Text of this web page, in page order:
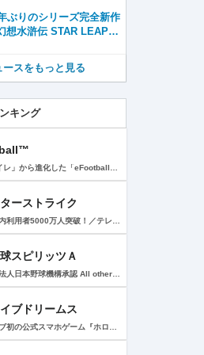
ぶりのシリーズ完全新作
想水滸伝 STAR LEAP』
スをもっと見る
キング
ーストライク
スピリッツＡ
ブドリームス